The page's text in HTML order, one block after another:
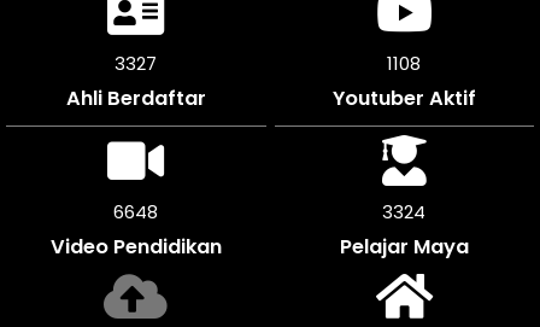
3759
Ahli Berdaftar
1252
Youtuber Aktif
7512
Video Pendidikan
3756
Pelajar Maya